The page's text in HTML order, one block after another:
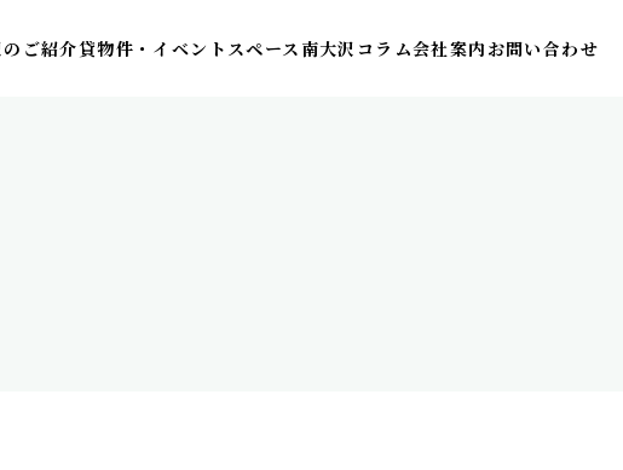
ご紹介貸物件・イベントスペース 南大沢コラム会社案内 お問い合わせ